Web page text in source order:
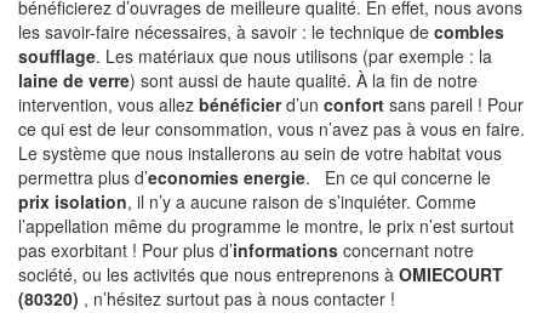
bénéficierez d’ouvrages de meilleure qualité. En effet, nous avons
les savoir-faire nécessaires, à savoir : le technique de combles
soufflage. Les matériaux que nous utilisons (par exemple : la
laine de verre) sont aussi de haute qualité. À la fin de notre
intervention, vous allez bénéficierd’un confort sans pareil ! Pour
ce qui est de leur consommation, vous n’avez pas à vous en faire.
Le système que nous installerons au sein de votre habitat vous
permettra plus d’economies energie. En ce qui concerne le
prix isolation, il n’y a aucune raison de s’inquiéter. Comme
l’appellation même du programme le montre, le prix n’est surtout
pas exorbitant ! Pour plus d’informations concernant notre
société, ou les activités que nous entreprenons à OMIECOURT
(80320) , n’hésitez surtout pas à nous contacter !